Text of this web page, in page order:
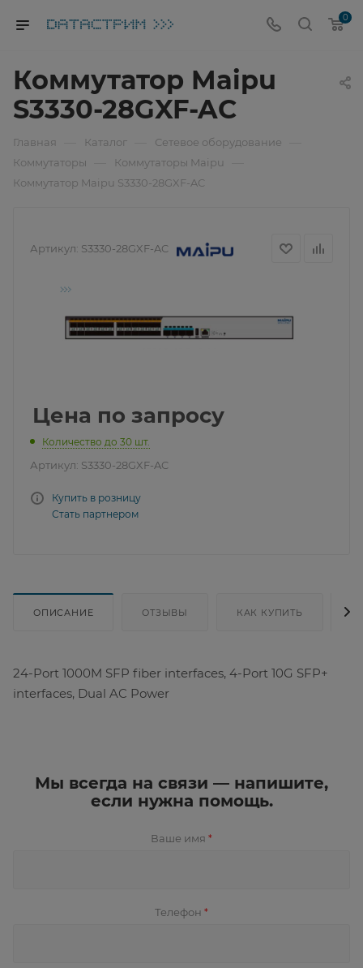
0
Коммутатор Maipu
S3330-28GXF-AC
Главная Каталог Сетевое оборудование
Коммутаторы Коммутаторы Maipu
Коммутатор Maipu S3330-28GXF-AC
Артикул: S3330-28GXF-AC
Цена по запросу
Количество до 30 шт.
Артикул: S3330-28GXF-AC
Купить в розницу
Стать партнером
ОПИСАНИЕ ОТЗЫВЫ КАК КУПИТЬ
24-Port 1000M SFP fiber interfaces, 4-Port 10G SFP+
interfaces, Dual AC Power
Мы всегда на связи — напишите,
если нужна помощь.
Ваше имя *
Телефон *